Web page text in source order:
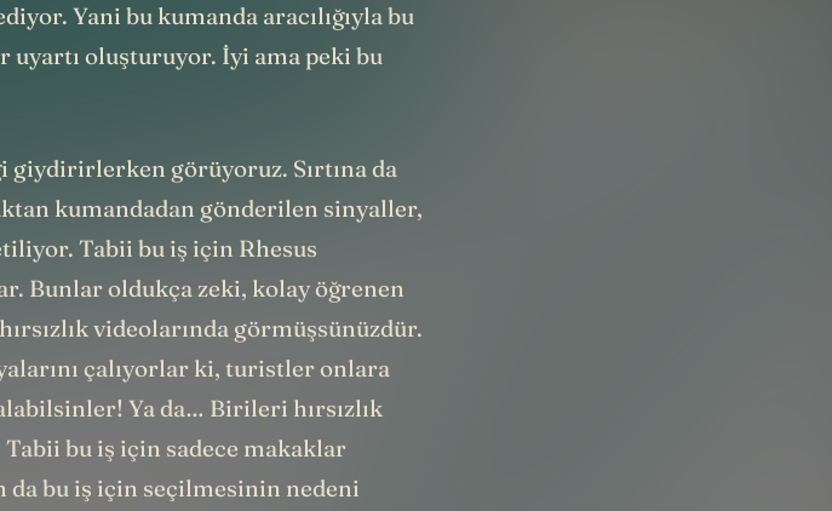
Yani bu kumanda aracılığıyla bu
oluşturuyor. İyi ama peki bu
giydirirlerken görüyoruz. Sırtına da
kumandadan gönderilen sinyaller,
Tabii bu iş için Rhesus
Bunlar oldukça zeki, kolay öğrenen
videolarında görmüşsünüzdür.
çalıyorlar ki, turistler onlara
Ya da… Birileri hırsızlık
bu iş için sadece makaklar
da bu iş için seçilmesinin nedeni